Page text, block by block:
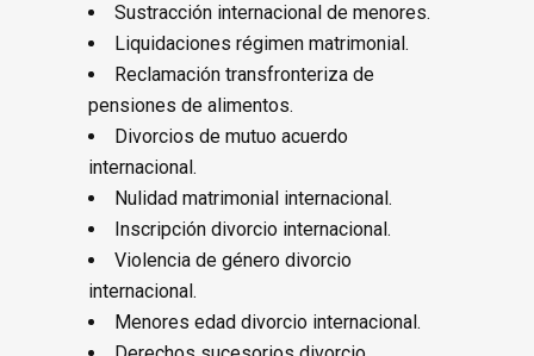
Sustracción internacional de menores.
Liquidaciones régimen matrimonial.
Reclamación transfronteriza de
pensiones de alimentos.
Divorcios de mutuo acuerdo
internacional.
Nulidad matrimonial internacional.
Inscripción divorcio internacional.
Violencia de género divorcio
internacional.
Menores edad divorcio internacional.